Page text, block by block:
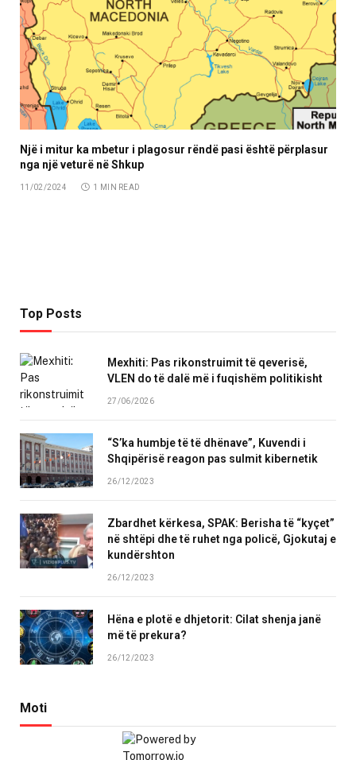
Një i mitur ka mbetur i plagosur rëndë pasi është përplasur
nga një veturë në Shkup
11/02/2024 1 MIN READ
Top Posts
Mexhiti: Pas rikonstruimit të qeverisë,
VLEN do të dalë më i fuqishëm politikisht
27/06/2026
“S’ka humbje të të dhënave”, Kuvendi i
Shqipërisë reagon pas sulmit kibernetik
26/12/2023
Zbardhet kërkesa, SPAK: Berisha të “kyçet”
në shtëpi dhe të ruhet nga policë, Gjokutaj e
kundërshton
26/12/2023
Hëna e plotë e dhjetorit: Cilat shenja janë
më të prekura?
26/12/2023
Moti